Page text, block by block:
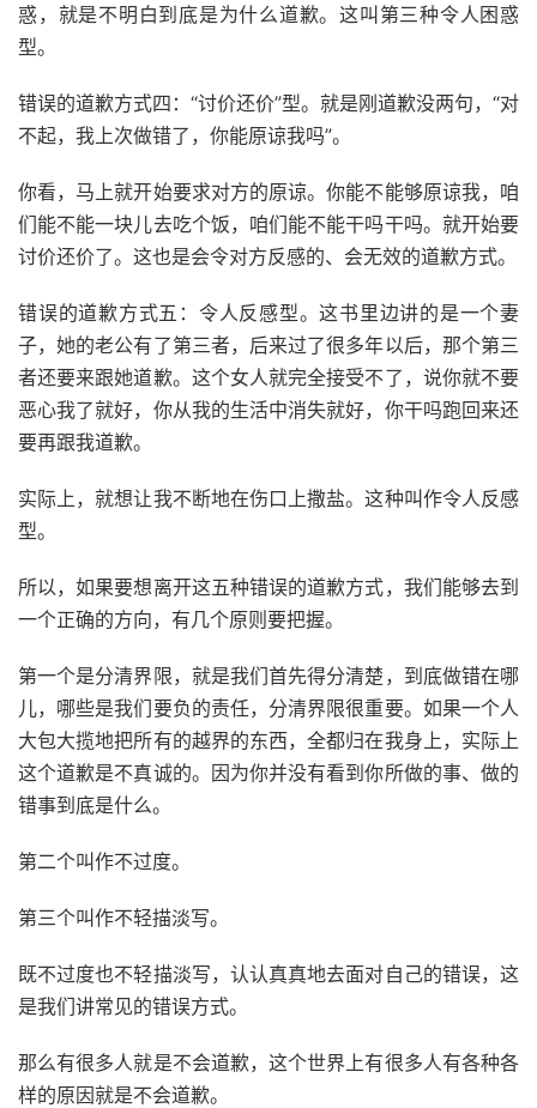
惑，就是不明白到底是为什么道歉。这叫第三种令人困惑
型。
错误的道歉方式四：“讨价还价”型。就是刚道歉没两句，“对
不起，我上次做错了，你能原谅我吗”。
你看，马上就开始要求对方的原谅。你能不能够原谅我，咱
们能不能一块儿去吃个饭，咱们能不能干吗干吗。就开始要
讨价还价了。这也是会令对方反感的、会无效的道歉方式。
错误的道歉方式五：令人反感型。这书里边讲的是一个妻
子，她的老公有了第三者，后来过了很多年以后，那个第三
者还要来跟她道歉。这个女人就完全接受不了，说你就不要
恶心我了就好，你从我的生活中消失就好，你干吗跑回来还
要再跟我道歉。
实际上，就想让我不断地在伤口上撒盐。这种叫作令人反感
型。
所以，如果要想离开这五种错误的道歉方式，我们能够去到
一个正确的方向，有几个原则要把握。
第一个是分清界限，就是我们首先得分清楚，到底做错在哪
儿，哪些是我们要负的责任，分清界限很重要。如果一个人
大包大揽地把所有的越界的东西，全都归在我身上，实际上
这个道歉是不真诚的。因为你并没有看到你所做的事、做的
错事到底是什么。
第二个叫作不过度。
第三个叫作不轻描淡写。
既不过度也不轻描淡写，认认真真地去面对自己的错误，这
是我们讲常见的错误方式。
那么有很多人就是不会道歉，这个世界上有很多人有各种各
样的原因就是不会道歉。